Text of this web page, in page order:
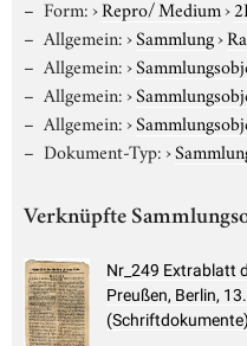
Form:›Repro/ Medium›
Allgemein:›Sammlung›
Allgemein:›
Allgemein:›
Allgemein:›
Dokument-Typ:›
Verknüpfte
Nr_249 Extrablatt
Preußen, Berlin,
(Schriftdokumente)